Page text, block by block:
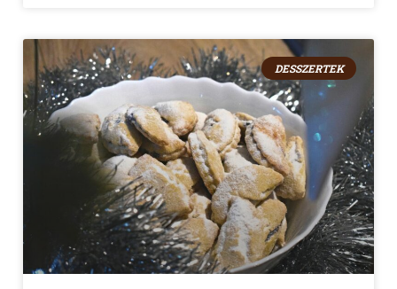
DESSZERTEK